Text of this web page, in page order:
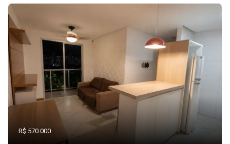
R$ 570.000